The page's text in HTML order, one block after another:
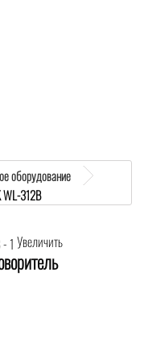
оборудование
WL-312B
Увеличить